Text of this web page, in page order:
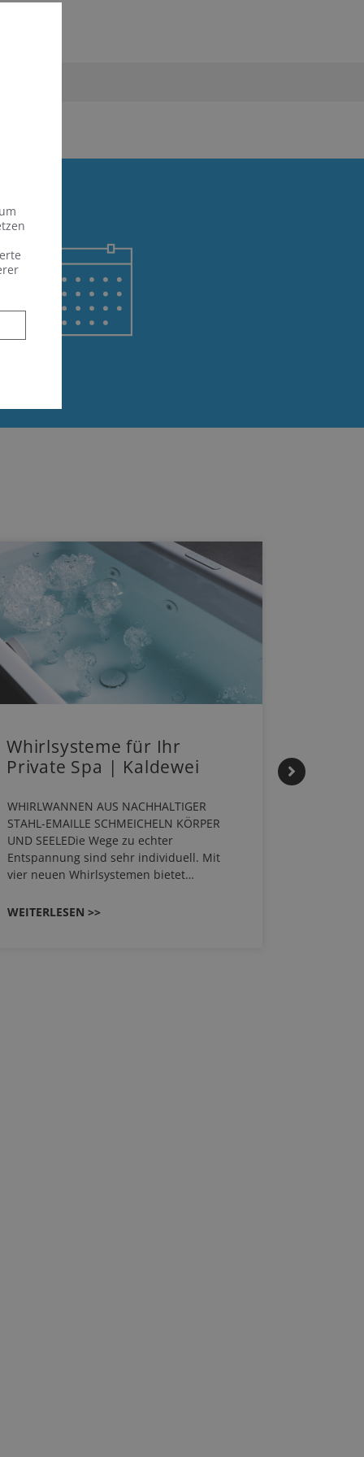
Whirlsysteme für Ihr
Private Spa | Kaldewei
WHIRLWANNEN AUS NACHHALTIGER
STAHL-EMAILLE SCHMEICHELN KÖRPER
UND SEELEDie Wege zu echter
Entspannung sind sehr individuell. Mit
vier neuen Whirlsystemen bietet…
WEITERLESEN >>